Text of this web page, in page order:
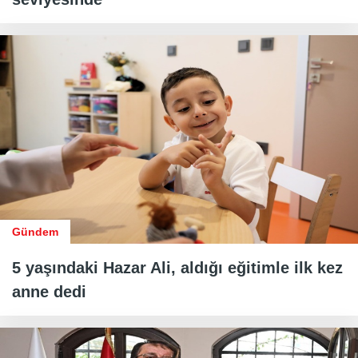
Gündem
5 yaşındaki Hazar Ali, aldığı eğitimle ilk kez
anne dedi